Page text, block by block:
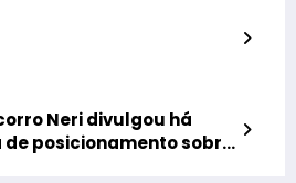
Neri divulgou há
posicionamento sobre